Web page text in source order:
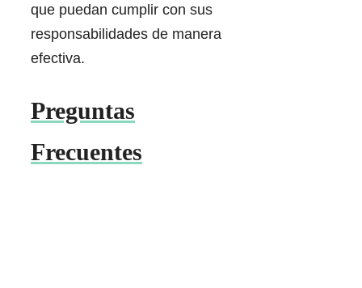
que puedan cumplir con sus
responsabilidades de manera
efectiva.
Preguntas
Frecuentes